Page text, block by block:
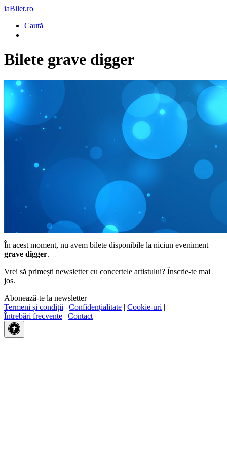
iaBilet.ro
Caută
Bilete grave digger
În acest moment, nu avem bilete disponibile la niciun eveniment
grave digger.
Vrei să primești newsletter cu concertele artistului? Înscrie-te mai
jos.
Abonează-te la newsletter
Termeni și condiții | Confidențialitate | Cookie-uri |
Întrebări frecvente | Contact